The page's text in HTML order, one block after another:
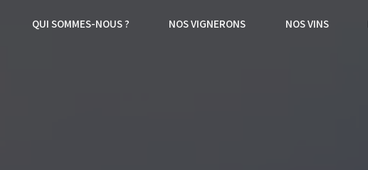
QUI SOMMES-NOUS ? NOS VIGNERONS NOS VINS